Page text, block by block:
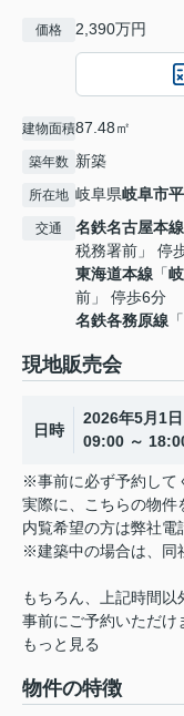
価格 2,390万円
建物面積87.48㎡
築年数 新築
所在地 岐阜県岐阜市
交通 名鉄名古屋本線
税務署前」 停
東海道本線 「
前」 停歩6分
名鉄各務原線 「
現地販売会
日時
2026年5月1
09:00 ～
※事前に必ず予約して
実際に、こちらの物件
内覧希望の方は弊社電
※建築中の場合は、同
もちろん、上記時間以
事前にご予約いただけ
もっと見る
物件の特徴